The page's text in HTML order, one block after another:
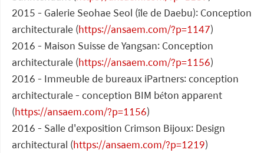
2015 - Galerie Seohae Seol (île de Daebu): Conception
architecturale (https://ansaem.com/?p=1147)
2016 - Maison Suisse de Yangsan: Conception
architecturale (https://ansaem.com/?p=1156)
2016 - Immeuble de bureaux iPartners: conception
architecturale - conception BIM béton apparent
(https://ansaem.com/?p=1156)
2016 - Salle d'exposition Crimson Bijoux: Design
architectural (https://ansaem.com/?p=1219)